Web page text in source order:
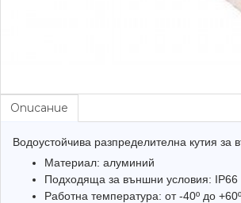
Описание
Водоустойчива разпределителна кутия
Материал: алуминий
Подходяща за външни условия: IP66
Работна температура: от -40º до +60º